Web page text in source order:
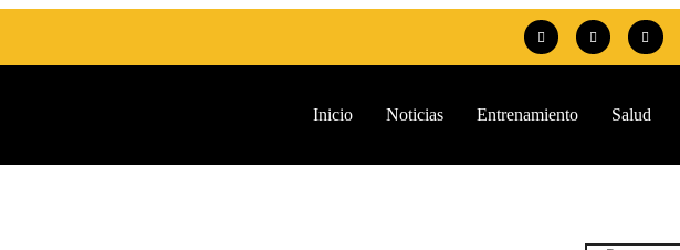
Inicio Noticias Entrenamiento Salud